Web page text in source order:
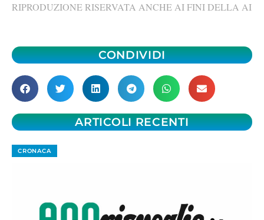
RIPRODUZIONE RISERVATA ANCHE AI FINI DELLA AI
CONDIVIDI
ARTICOLI RECENTI
CRONACA